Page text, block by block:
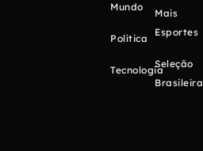
Mundo
Política
Tecnologia
Mais
Esportes
Seleção
Brasileira